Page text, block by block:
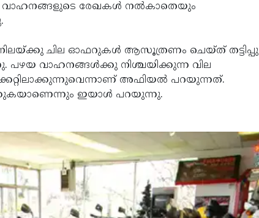
രേഖകള്‍ നല്‍കാതെയും
നിലയ്ക്കു ചില ഓഫറുകള്‍ ആസൂത്രണം ചെയ്ത് തട്ടിപ്പു
വാഹനങ്ങള്‍ക്കു നിശ്ചയിക്കുന്ന വില
അഫിയല്‍ പറയുന്നത്.
ഇയാള്‍ പറയുന്നു.